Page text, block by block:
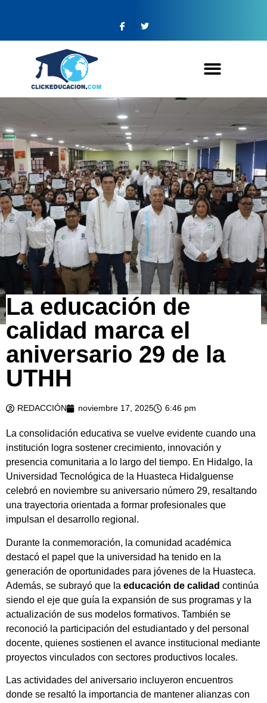
La educación de
calidad marca el
aniversario 29 de la
UTHH
REDACCIÓN noviembre 17, 2025 6:46 pm
La consolidación educativa se vuelve evidente cuando una
institución logra sostener crecimiento, innovación y
presencia comunitaria a lo largo del tiempo. En Hidalgo, la
Universidad Tecnológica de la Huasteca Hidalguense
celebró en noviembre su aniversario número 29, resaltando
una trayectoria orientada a formar profesionales que
impulsan el desarrollo regional.
Durante la conmemoración, la comunidad académica
destacó el papel que la universidad ha tenido en la
generación de oportunidades para jóvenes de la Huasteca.
Además, se subrayó que la educación de calidad continúa
siendo el eje que guía la expansión de sus programas y la
actualización de sus modelos formativos. También se
reconoció la participación del estudiantado y del personal
docente, quienes sostienen el avance institucional mediante
proyectos vinculados con sectores productivos locales.
Las actividades del aniversario incluyeron encuentros
donde se resaltó la importancia de mantener alianzas con